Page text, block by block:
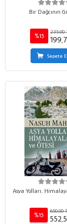
Bir Dağcının
%15
235,00
Sepete
Asya Yolları,
%15
650,00